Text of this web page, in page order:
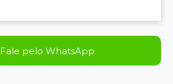
Fale pelo WhatsApp